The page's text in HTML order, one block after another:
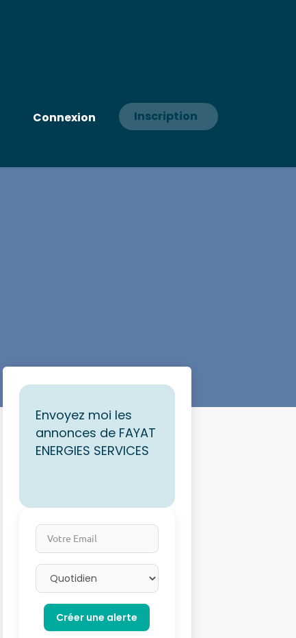
Connexion Inscription
Envoyez moi les
annonces de FAYAT
ENERGIES SERVICES
Votre Email
Email frequency